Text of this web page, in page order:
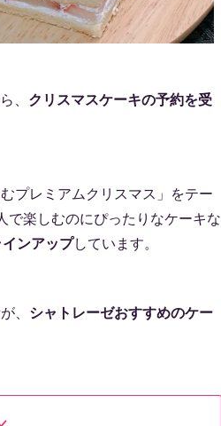
、 クリスマスケーキの予約を受
プレミアムクリスマス」をテー
で楽しむのにぴったりなケーキな
ンアップしています。
、 シャトレーゼおすすめのケー